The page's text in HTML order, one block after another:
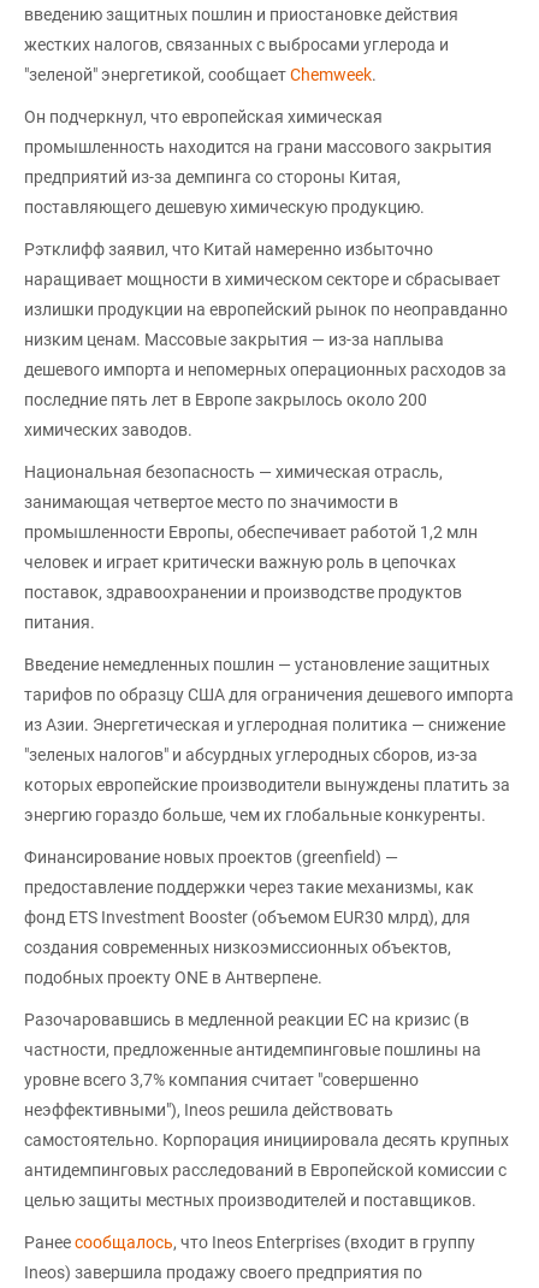
введению защитных пошлин и приостановке действия
жестких налогов, связанных с выбросами углерода и
"зеленой" энергетикой, сообщаетChemweek.
Он подчеркнул, что европейская химическая
промышленность находится на грани массового закрытия
предприятий из-за демпинга со стороны Китая,
поставляющего дешевую химическую продукцию.
Рэтклифф заявил, что Китай намеренно избыточно
наращивает мощности в химическом секторе и сбрасывает
излишки продукции на европейский рынок по неоправданно
низким ценам. Массовые закрытия — из-за наплыва
дешевого импорта и непомерных операционных расходов за
последние пять лет в Европе закрылось около 200
химических заводов.
Национальная безопасность — химическая отрасль,
занимающая четвертое место по значимости в
промышленности Европы, обеспечивает работой 1,2 млн
человек и играет критически важную роль в цепочках
поставок, здравоохранении и производстве продуктов
питания.
Введение немедленных пошлин — установление защитных
тарифов по образцу США для ограничения дешевого импорта
из Азии. Энергетическая и углеродная политика — снижение
"зеленых налогов" и абсурдных углеродных сборов, из-за
которых европейские производители вынуждены платить за
энергию гораздо больше, чем их глобальные конкуренты.
Финансирование новых проектов (greenfield) —
предоставление поддержки через такие механизмы, как
фонд ETS Investment Booster (объемом EUR30 млрд), для
создания современных низкоэмиссионных объектов,
подобных проекту ONE в Антверпене.
Разочаровавшись в медленной реакции ЕС на кризис (в
частности, предложенные антидемпинговые пошлины на
уровне всего 3,7% компания считает "совершенно
неэффективными"), Ineos решила действовать
самостоятельно. Корпорация инициировала десять крупных
антидемпинговых расследований в Европейской комиссии с
целью защиты местных производителей и поставщиков.
Ранеесообщалось, что Ineos Enterprises (входит в группу
Ineos) завершила продажу своего предприятия по